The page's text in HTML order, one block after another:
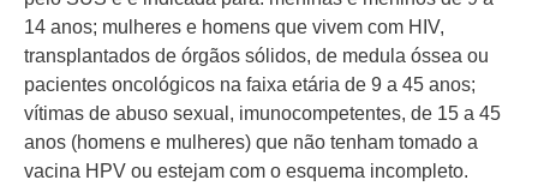
14 anos; mulheres e homens que vivem com HIV,
transplantados de órgãos sólidos, de medula óssea ou
pacientes oncológicos na faixa etária de 9 a 45 anos;
vítimas de abuso sexual, imunocompetentes, de 15 a 45
anos (homens e mulheres) que não tenham tomado a
vacina HPV ou estejam com o esquema incompleto.